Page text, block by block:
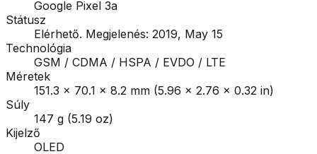
Google Pixel 3a
Státusz
Elérhető. Megjelenés: 2019, May 15
Technológia
GSM / CDMA / HSPA / EVDO / LTE
Méretek
151.3 x 70.1 x 8.2 mm (5.96 x 2.76 x 0.32 in)
Súly
147 g (5.19 oz)
Kijelző
OLED